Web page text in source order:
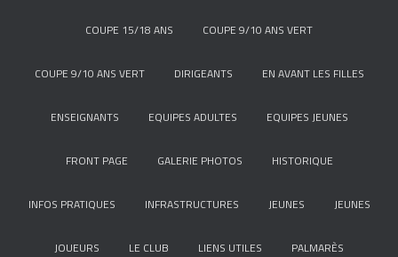
COUPE 15/18 ANS COUPE 9/10 ANS VERT
COUPE 9/10 ANS VERT DIRIGEANTS EN AVANT LES FILLES
ENSEIGNANTS EQUIPES ADULTES EQUIPES JEUNES
FRONT PAGE GALERIE PHOTOS HISTORIQUE
INFOS PRATIQUES INFRASTRUCTURES JEUNES JEUNES
JOUEURS LE CLUB LIENS UTILES PALMARÈS